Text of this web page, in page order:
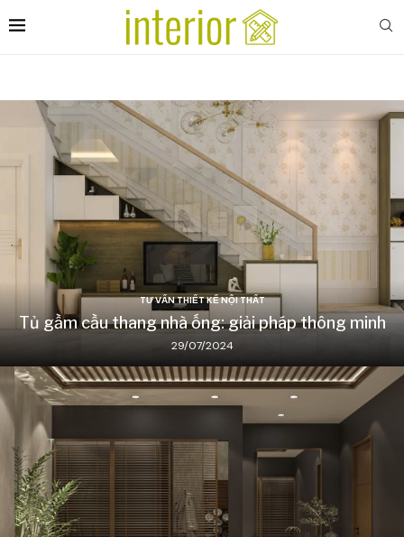
TƯ VẤN THIẾT KẾ NỘI THẤT
Tủ gầm cầu thang nhà ống: giải pháp thông minh
29/07/2024